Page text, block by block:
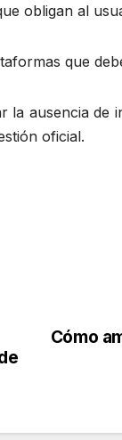
obligan al
que
ausencia de
oficial.
Cómo